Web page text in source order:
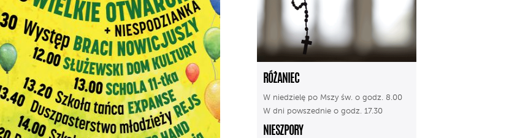
RÓŻANIEC
W niedzielę po Mszy św. o godz. 8.00
W dni powszednie o godz. 17.30
NIESZPORY